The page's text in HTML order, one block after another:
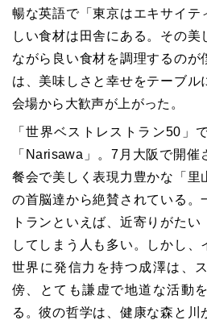
暢な英語で「東京はエキサイテ
しい食材は田舎にある。その美
ながら良い食材を調理するのが
は、美味しさと幸せをテーブル
会場から大歓声が上がった。
「世界ベストレストラン50」
「Narisawa」。7月大阪で開
餐会で美しく表現力豊かな「里
の首脳達から絶賛されている。
トランといえば、近寄りがた
してしまう人も多い。しかし、
世界に発信力を持つ成澤は、
傍、とても謙虚で地道な活動
る。彼の哲学は、健康な森と川